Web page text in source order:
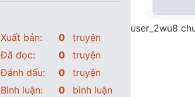
Xuất bản: 0
truyện
Đã đọc:
0
truyện
Đánh dấu:
0
truyện
Bình luận:
0
bình luận
user_2wu8